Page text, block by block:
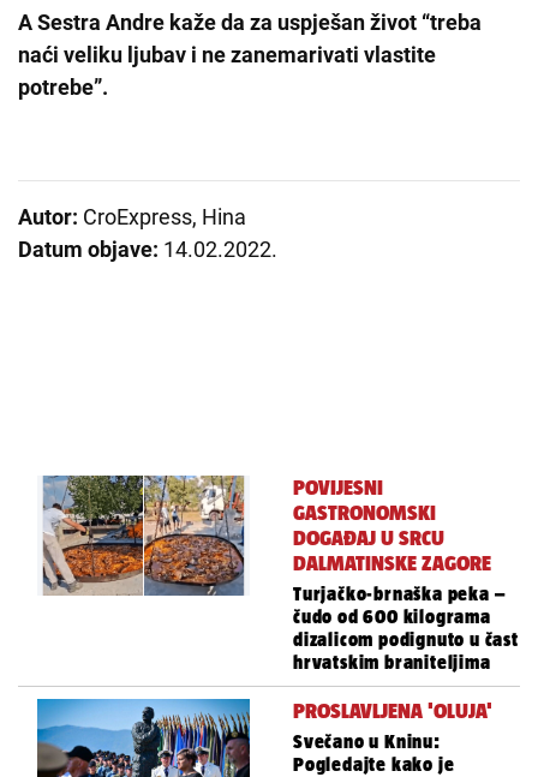
A Sestra Andre kaže da za uspješan život “treba
naći veliku ljubav i ne zanemarivati vlastite
potrebe”.
Autor: CroExpress, Hina
Datum objave: 14.02.2022.
POVIJESNI
GASTRONOMSKI
DOGAĐAJ U SRCU
DALMATINSKE ZAGORE
Turjačko-brnaška peka –
čudo od 600 kilograma
dizalicom podignuto u čast
hrvatskim braniteljima
PROSLAVLJENA 'OLUJA'
Svečano u Kninu:
Pogledajte kako je